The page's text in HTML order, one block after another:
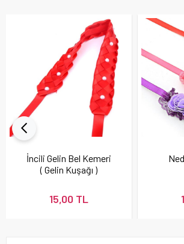
İncili Gelin Bel Kemeri
( Gelin Kuşağı )
15,00 TL